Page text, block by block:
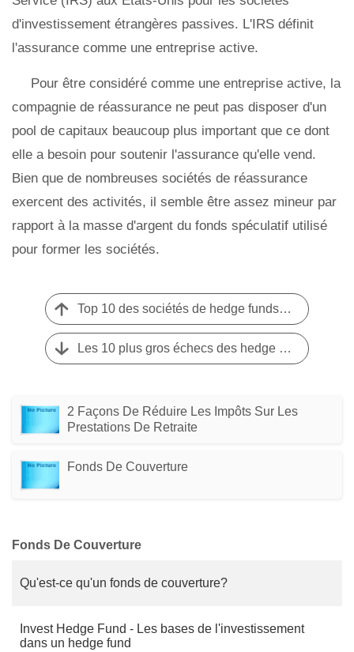
d'investissement étrangères passives. L'IRS définit
l'assurance comme une entreprise active.
Pour être considéré comme une entreprise active, la
compagnie de réassurance ne peut pas disposer d'un
pool de capitaux beaucoup plus important que ce dont
elle a besoin pour soutenir l'assurance qu'elle vend.
Bien que de nombreuses sociétés de réassurance
exercent des activités, il semble être assez mineur par
rapport à la masse d'argent du fonds spéculatif utilisé
pour former les sociétés.
Top 10 des sociétés de hedge funds au monde
Les 10 plus gros échecs des hedge funds
2 Façons De Réduire Les Impôts Sur Les
Prestations De Retraite
Fonds De Couverture
Fonds De Couverture
Qu'est-ce qu'un fonds de couverture?
Invest Hedge Fund - Les bases de l'investissement
dans un hedge fund